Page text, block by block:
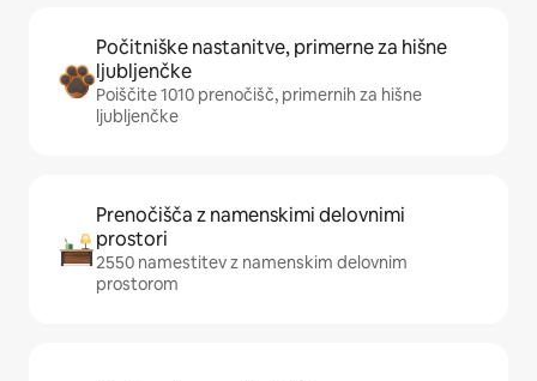
Počitniške nastanitve, primerne za hišne
ljubljenčke
Poiščite 1010 prenočišč, primernih za hišne
ljubljenčke
Prenočišča z namenskimi delovnimi
prostori
2550 namestitev z namenskim delovnim
prostorom